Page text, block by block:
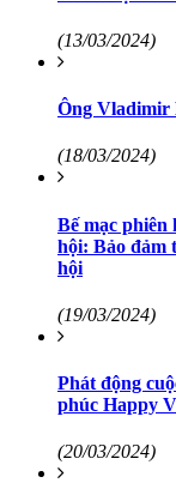
(13/03/2024)
Ông Vladimir
(18/03/2024)
Bế mạc
hội: Bảo đảm
hội
(19/03/2024)
Phát động
phúc Happy
(20/03/2024)